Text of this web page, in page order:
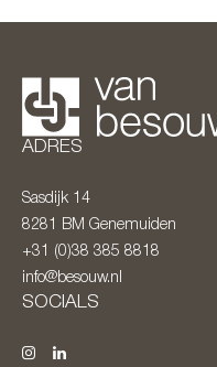
ADRES
Sasdijk 14
8281 BM Genemuiden
+31 (0)38 385 8818
info@besouw.nl
SOCIALS